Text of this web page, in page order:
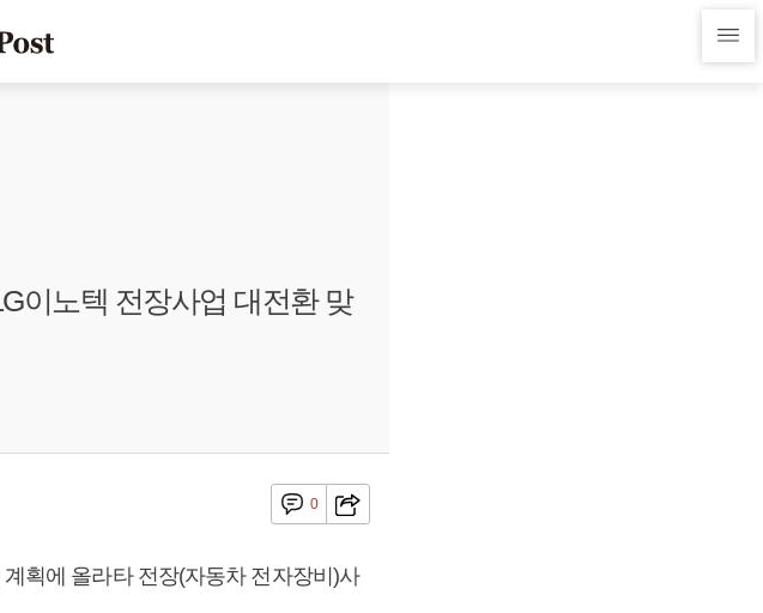
이노텍 전장사업 대전환 맞
0
획에 올라타 전장(자동차 전자장비)사